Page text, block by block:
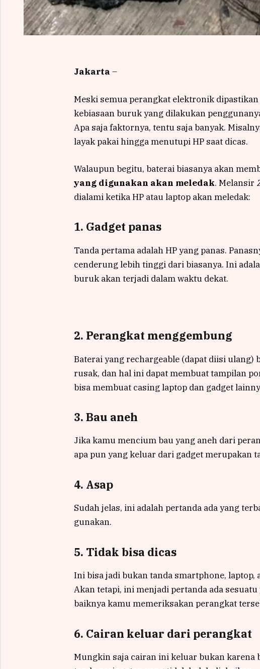
Jakarta –
Meski semua perangkat elektronik
kebiasaan buruk yang dilakukan
Apa saja faktornya, tentu saja banyak.
layak pakai hingga menutupi HP saat dicas.
Walaupun begitu, baterai biasanya akan
yang digunakan akan meledak. Melansir
dialami ketika HP atau laptop akan meledak:
1. Gadget panas
Tanda pertama adalah HP yang panas.
cenderung lebih tinggi dari biasanya. Ini
buruk akan terjadi dalam waktu dekat.
2. Perangkat menggembung
Baterai yang rechargeable (dapat diisi ulang)
rusak, dan hal ini dapat membuat tampilan
bisa membuat casing laptop dan gadget
3. Bau aneh
Jika kamu mencium bau yang aneh dari
apa pun yang keluar dari gadget merupakan
4. Asap
Sudah jelas, ini adalah pertanda ada yang
gunakan.
5. Tidak bisa dicas
Ini bisa jadi bukan tanda smartphone,
Akan tetapi, ini menjadi pertanda ada
baiknya kamu memeriksakan perangkat
6. Cairan keluar dari perangkat
Mungkin saja cairan ini keluar bukan karena